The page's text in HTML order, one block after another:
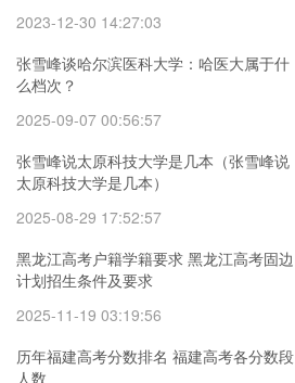
2023-12-30 14:27:03
张雪峰谈哈尔滨医科大学：哈医大属于什
么档次？
2025-09-07 00:56:57
张雪峰说太原科技大学是几本（张雪峰说
太原科技大学是几本）
2025-08-29 17:52:57
黑龙江高考户籍学籍要求 黑龙江高考固边
计划招生条件及要求
2025-11-19 03:19:56
历年福建高考分数排名 福建高考各分数段
人数